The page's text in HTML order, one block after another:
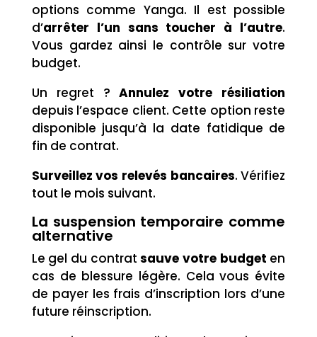
options comme Yanga. Il est possible
d’arrêter l’un sans toucher à l’autre.
Vous gardez ainsi le contrôle sur votre
budget.
Un regret ?Annulez votre résiliation
depuis l’espace client. Cette option reste
disponible jusqu’à la date fatidique de
fin de contrat.
Surveillez vos relevés bancaires. Vérifiez
tout le mois suivant.
La suspension temporaire comme
alternative
Le gel du contratsauve votre budget en
cas de blessure légère. Cela vous évite
de payer les frais d’inscription lors d’une
future réinscription.